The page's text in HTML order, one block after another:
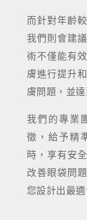
而針對年齡
我們則會建
術不僅能有
膚進行提升
膚問題，並
我們的專業
徵，給予精
時，享有安
改善眼袋問
您設計出最